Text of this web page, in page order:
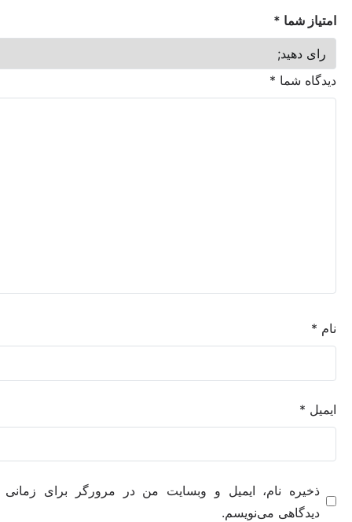
*
*
نام، ایمیل و وبسایت من در مرورگر برای زمانی که دوباره
می‌نویسم.